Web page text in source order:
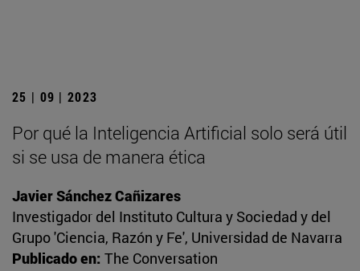
25 | 09 | 2023
Por qué la Inteligencia Artificial solo será útil
si se usa de manera ética
Javier Sánchez Cañizares
Investigador del Instituto Cultura y Sociedad y del
Grupo 'Ciencia, Razón y Fe', Universidad de Navarra
Publicado en: The Conversation